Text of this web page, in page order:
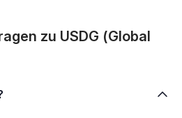
zu USDG (Global